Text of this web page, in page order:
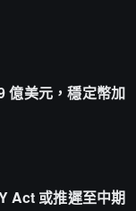
億美元，穩定幣加
Act 或推遲至中期